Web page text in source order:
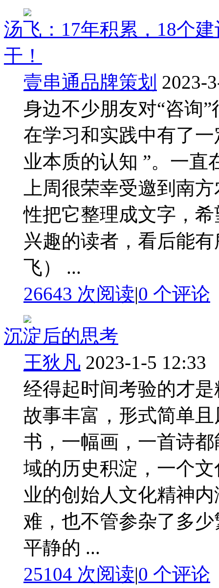
汤飞：17年积累，18个
干！
壹串通品牌策划 2023-
身边不少朋友对“咨询
在学习和实践中有了
业本质的认知 ”。一直
上周很荣幸受邀到南
性把它整理成文字，
兴趣的读者，看后能
飞） ...
26643 次阅读|0 个评论
沉淀后的思考
王狄凡 2023-1-5 12:33
经得起时间考验的才
故事丰富，形式简单
书，一幅画，一首诗
域的历史积淀，一个
业的创始人文化精神
难，也不管参杂了多
平静的 ...
25104 次阅读|0 个评论